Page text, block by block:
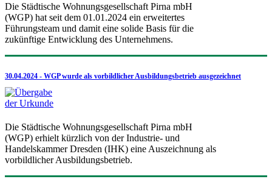
Die Städtische Wohnungsgesellschaft Pirna mbH
(WGP) hat seit dem 01.01.2024 ein erweitertes
Führungsteam und damit eine solide Basis für die
zukünftige Entwicklung des Unternehmens.
30.04.2024 - WGP wurde als vorbildlicher Ausbildungsbetrieb ausgezeichnet
Die Städtische Wohnungsgesellschaft Pirna mbH
(WGP) erhielt kürzlich von der Industrie- und
Handelskammer Dresden (IHK) eine Auszeichnung als
vorbildlicher Ausbildungsbetrieb.